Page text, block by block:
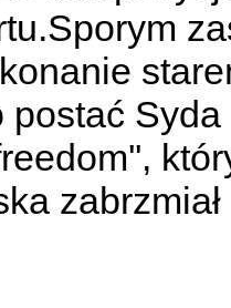
postać